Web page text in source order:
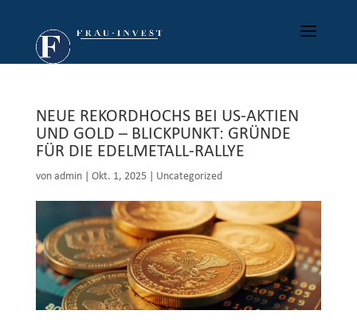
NEUE REKORDHOCHS BEI US-AKTIEN
UND GOLD – BLICKPUNKT: GRÜNDE
FÜR DIE EDELMETALL-RALLYE
von admin| Okt. 1, 2025| Uncategorized